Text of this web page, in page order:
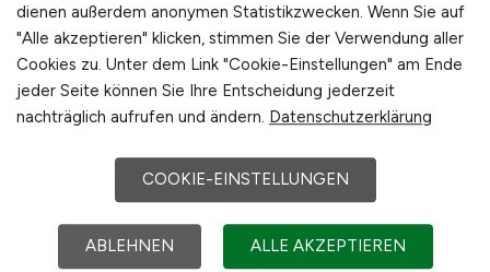
Deutschland
40.425 €/Jahr
Westdeutschland
Ostdeutschland
39.160 €/Jahr
dienen außerdem anonymen Statistikzwecken. Wenn Sie auf
"Alle akzeptieren" klicken, stimmen Sie der Verwendung aller
Cookies zu. Unter dem Link "Cookie-Einstellungen" am Ende
jeder Seite können Sie Ihre Entscheidung jederzeit
nachträglich aufrufen und ändern. Datenschutzerklärung
COOKIE-EINSTELLUNGEN
ABLEHNEN ALLE AKZEPTIEREN